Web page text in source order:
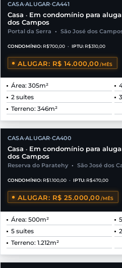
CASA•ALUGAR•CA441
Casa • Em condomínio para
dos Campos
Portal da Serra • São José dos
CONDOMÍNIO: R$700,00 • IPTU: R$310,00
ALUGAR: R$ 14.000,00 /MÊS
Área: 305m²
2 suítes
Terreno: 346m²
CASA•ALUGAR•CA400
Casa • Em condomínio para
dos Campos
Reserva do Paratehy • São José dos
CONDOMÍNIO: R$1.100,00 • IPTU: R$470,00
ALUGAR: R$ 25.000,00 /MÊS
Área: 500m²
5 suítes
Terreno: 1.212m²